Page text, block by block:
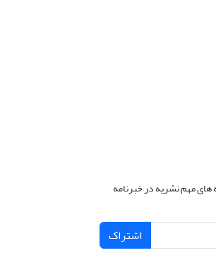
های مهم نشریه در خبرنامه
اشتراک